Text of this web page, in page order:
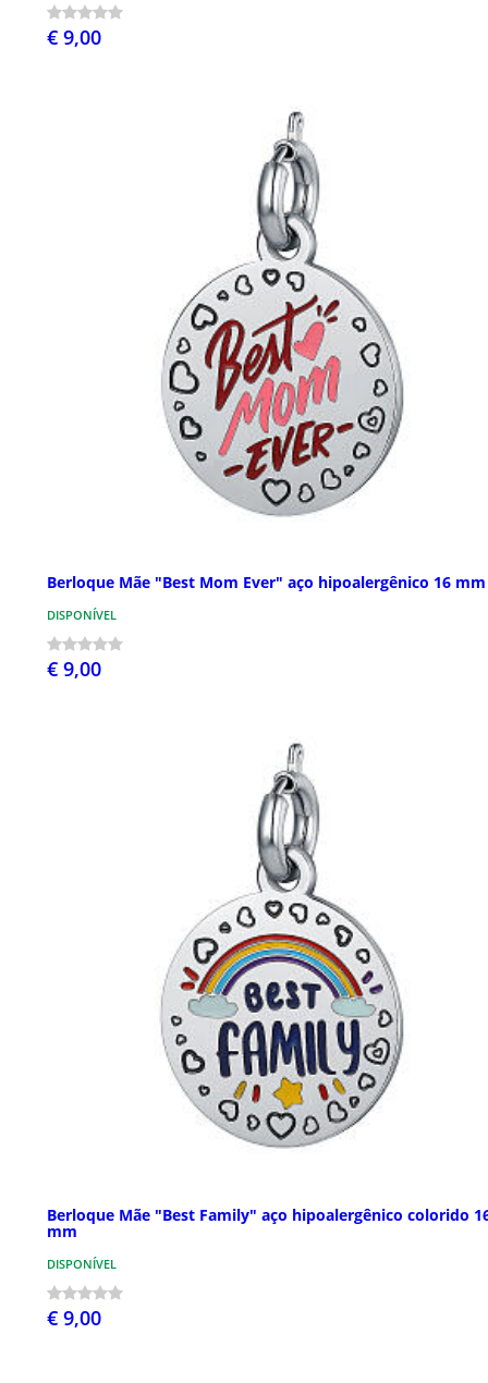
€ 9,00
Berloque Mãe "Best Mom Ever" aço hipoalergênico 16 mm
DISPONÍVEL
€ 9,00
Berloque Mãe "Best Family" aço hipoalergênico colorido
mm
DISPONÍVEL
€ 9,00